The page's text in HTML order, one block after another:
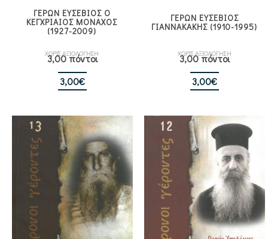
ΓΕΡΩΝ ΕΥΣΕΒΙΟΣ Ο
ΚΕΓΧΡΙΑΙΟΣ ΜΟΝΑΧΟΣ
(1927-2009)
ΧΩΡΙΣ ΑΞΙΟΛΟΓΗΣΗ
3,00 πόντοι
3,00€
ΓΕΡΩΝ ΕΥΣΕΒΙΟΣ
ΓΙΑΝΝΑΚΑΚΗΣ (1910-1995)
ΧΩΡΙΣ ΑΞΙΟΛΟΓΗΣΗ
3,00 πόντοι
3,00€